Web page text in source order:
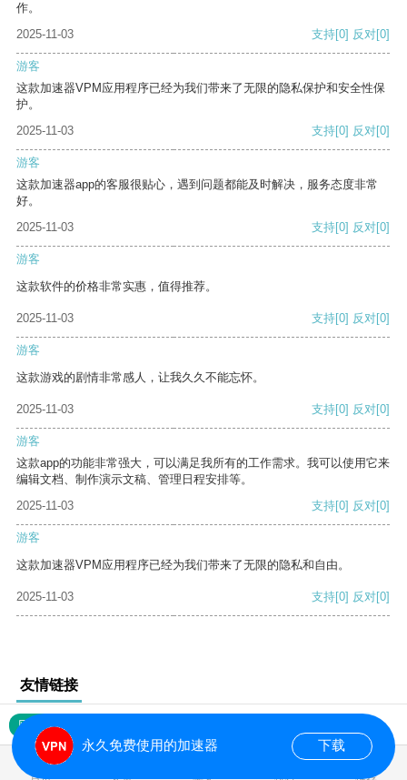
作。
2025-11-03
支持[0] 反对[0]
游客
这款加速器VPM应用程序已经为我们带来了无限的隐私保护和安全性保
护。
2025-11-03
支持[0] 反对[0]
游客
这款加速器app的客服很贴心，遇到问题都能及时解决，服务态度非常
好。
2025-11-03
支持[0] 反对[0]
游客
这款软件的价格非常实惠，值得推荐。
2025-11-03 支持[0] 反对[0]
游客
这款游戏的剧情非常感人，让我久久不能忘怀。
2025-11-03 支持[0] 反对[0]
游客
这款app的功能非常强大，可以满足我所有的工作需求。我可以使用它来
编辑文档、制作演示文稿、管理日程安排等。
2025-11-03
支持[0] 反对[0]
游客
这款加速器VPM应用程序已经为我们带来了无限的隐私和自由。
2025-11-03 支持[0] 反对[0]
友情链接
网站地图
永久免费使用的加速器 下载